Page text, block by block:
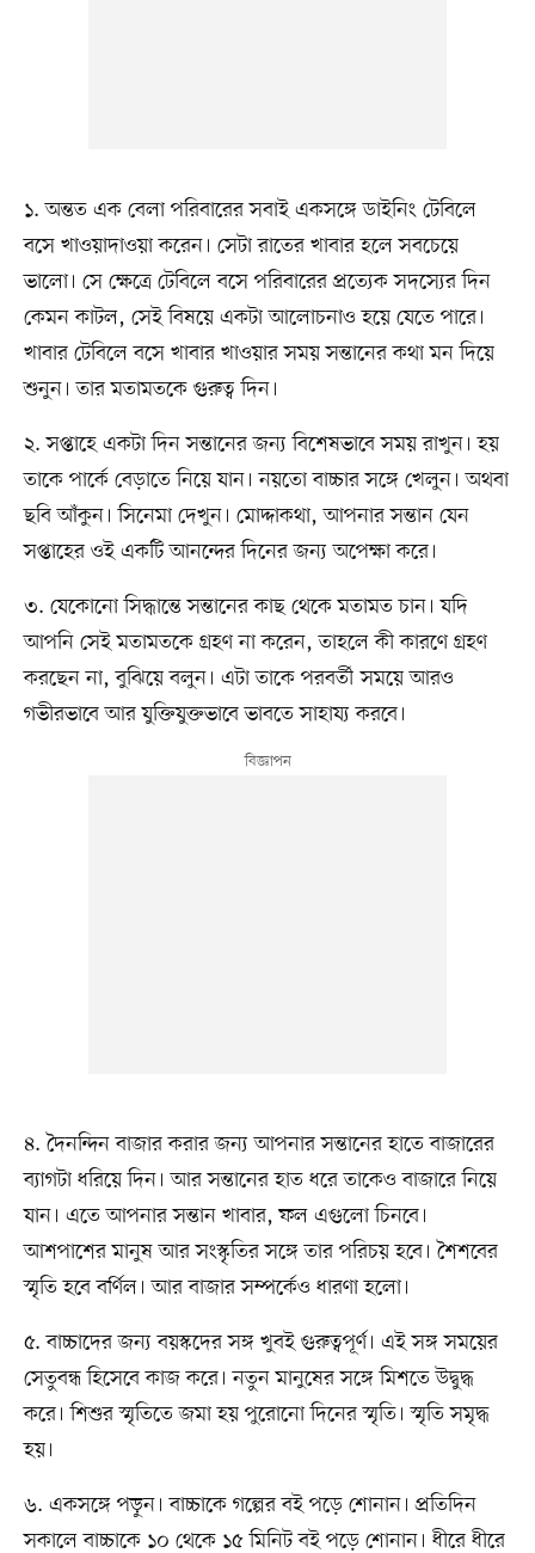
১. অন্তত এক বেলা পরিবারের সবাই একসঙ্গে ডাইনিং টেবিলে
বসে খাওয়াদাওয়া করেন। সেটা রাতের খাবার হলে সবচেয়ে
ভালো। সে ক্ষেত্রে টেবিলে বসে পরিবারের প্রত্যেক সদস্যের দিন
কেমন কাটল, সেই বিষয়ে একটা আলোচনাও হয়ে যেতে পারে।
খাবার টেবিলে বসে খাবার খাওয়ার সময় সন্তানের কথা মন দিয়ে
শুনুন। তার মতামতকে গুরুত্ব দিন।
২. সপ্তাহে একটা দিন সন্তানের জন্য বিশেষভাবে সময় রাখুন। হয়
তাকে পার্কে বেড়াতে নিয়ে যান। নয়তো বাচ্চার সঙ্গে খেলুন। অথবা
ছবি আঁকুন। সিনেমা দেখুন। মোদ্দাকথা, আপনার সন্তান যেন
সপ্তাহের ওই একটি আনন্দের দিনের জন্য অপেক্ষা করে।
৩. যেকোনো সিদ্ধান্তে সন্তানের কাছ থেকে মতামত চান। যদি
আপনি সেই মতামতকে গ্রহণ না করেন, তাহলে কী কারণে গ্রহণ
করছেন না, বুঝিয়ে বলুন। এটা তাকে পরবর্তী সময়ে আরও
গভীরভাবে আর যুক্তিযুক্তভাবে ভাবতে সাহায্য করবে।
৪. দৈনন্দিন বাজার করার জন্য আপনার সন্তানের হাতে বাজারের
ব্যাগটা ধরিয়ে দিন। আর সন্তানের হাত ধরে তাকেও বাজারে নিয়ে
যান। এতে আপনার সন্তান খাবার, ফল এগুলো চিনবে।
আশপাশের মানুষ আর সংস্কৃতির সঙ্গে তার পরিচয় হবে। শৈশবের
স্মৃতি হবে বর্ণিল। আর বাজার সম্পর্কেও ধারণা হলো।
৫. বাচ্চাদের জন্য বয়স্কদের সঙ্গ খুবই গুরুত্বপূর্ণ। এই সঙ্গ সময়ের
সেতুবন্ধ হিসেবে কাজ করে। নতুন মানুষের সঙ্গে মিশতে উদ্বুদ্ধ
করে। শিশুর স্মৃতিতে জমা হয় পুরোনো দিনের স্মৃতি। স্মৃতি সমৃদ্ধ
হয়।
৬. একসঙ্গে পড়ুন। বাচ্চাকে গল্পের বই পড়ে শোনান। প্রতিদিন
সকালে বাচ্চাকে ১০ থেকে ১৫ মিনিট বই পড়ে শোনান। ধীরে ধীরে